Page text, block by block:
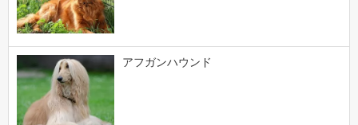
アフガンハウンド